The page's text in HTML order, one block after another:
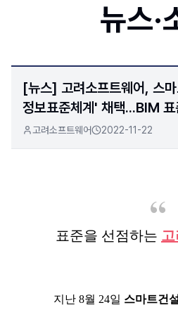
뉴스·
[뉴스] 고려소프트웨어, 스
정보표준체계' 채택...BIM
고려소프트웨어 2022-11-22